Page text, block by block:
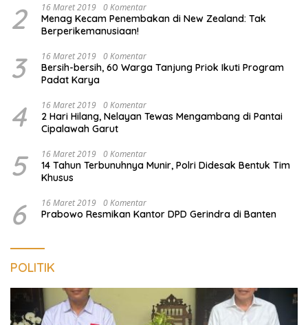
2 16 Maret 2019 0 Komentar
Menag Kecam Penembakan di New Zealand: Tak
Berperikemanusiaan!
3 16 Maret 2019 0 Komentar
Bersih-bersih, 60 Warga Tanjung Priok Ikuti Program
Padat Karya
4 16 Maret 2019 0 Komentar
2 Hari Hilang, Nelayan Tewas Mengambang di Pantai
Cipalawah Garut
5 16 Maret 2019 0 Komentar
14 Tahun Terbunuhnya Munir, Polri Didesak Bentuk Tim
Khusus
6 16 Maret 2019 0 Komentar
Prabowo Resmikan Kantor DPD Gerindra di Banten
POLITIK